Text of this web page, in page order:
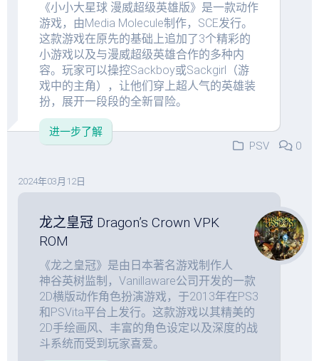
《小小大星球 漫威超级英雄版》是一款动作
游戏，由Media Molecule制作，SCE发行。
这款游戏在原先的基础上追加了3个精彩的
小游戏以及与漫威超级英雄合作的多种内
容。玩家可以操控Sackboy或Sackgirl（游
戏中的主角），让他们穿上超人气的英雄装
扮，展开一段段的全新冒险。
进一步了解
PSV
0
2024年03月12日
龙之皇冠 Dragon’s Crown VPK
ROM
《龙之皇冠》是由日本著名游戏制作人
神谷英树监制，Vanillaware公司开发的一款
2D横版动作角色扮演游戏，于2013年在PS3
和PSVita平台上发行。这款游戏以其精美的
2D手绘画风、丰富的角色设定以及深度的战
斗系统而受到玩家喜爱。